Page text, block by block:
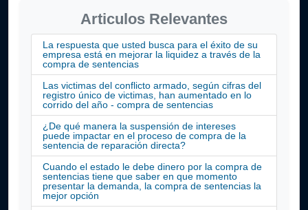
Articulos Relevantes
La respuesta que usted busca para el éxito de su
empresa está en mejorar la liquidez a través de la
compra de sentencias
Las victimas del conflicto armado, según cifras del
registro único de victimas, han aumentado en lo
corrido del año - compra de sentencias
¿De qué manera la suspensión de intereses
puede impactar en el proceso de compra de la
sentencia de reparación directa?
Cuando el estado le debe dinero por la compra de
sentencias tiene que saber en que momento
presentar la demanda, la compra de sentencias la
mejor opción